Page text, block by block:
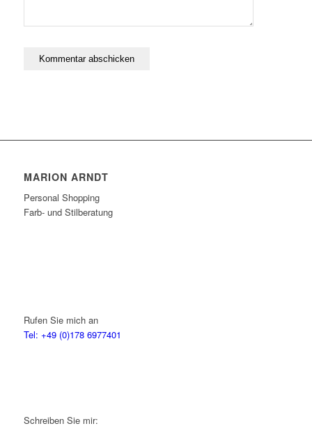
MARION ARNDT
Personal Shopping
Farb- und Stilberatung
Rufen Sie mich an
Tel: +49 (0)178 6977401
Schreiben Sie mir: